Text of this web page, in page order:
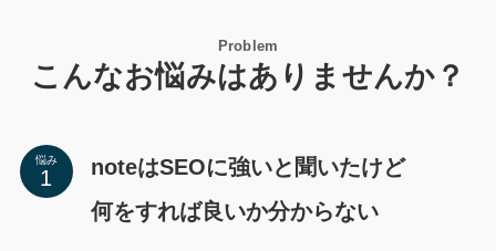
Problem
こんなお悩みはありませんか？
悩み
noteはSEOに強いと聞いたけど
何をすれば良いか分からない